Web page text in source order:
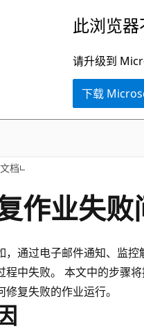
此浏览器
请升级到
下载
档
作业失败
，通过电子邮件通知、监
程中失败。 本文中的步骤
复失败的作业运行。